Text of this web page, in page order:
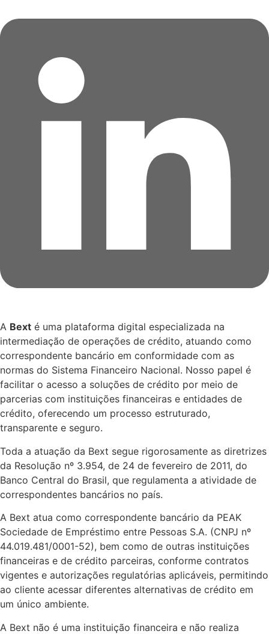
A Bext é uma plataforma digital especializada na
intermediação de operações de crédito, atuando como
correspondente bancário em conformidade com as
normas do Sistema Financeiro Nacional. Nosso papel é
facilitar o acesso a soluções de crédito por meio de
parcerias com instituições financeiras e entidades de
crédito, oferecendo um processo estruturado,
transparente e seguro.
Toda a atuação da Bext segue rigorosamente as diretrizes
da Resolução nº 3.954, de 24 de fevereiro de 2011, do
Banco Central do Brasil, que regulamenta a atividade de
correspondentes bancários no país.
A Bext atua como correspondente bancário da PEAK
Sociedade de Empréstimo entre Pessoas S.A. (CNPJ nº
44.019.481/0001-52), bem como de outras instituições
financeiras e de crédito parceiras, conforme contratos
vigentes e autorizações regulatórias aplicáveis, permitindo
ao cliente acessar diferentes alternativas de crédito em
um único ambiente.
A Bext não é uma instituição financeira e não realiza